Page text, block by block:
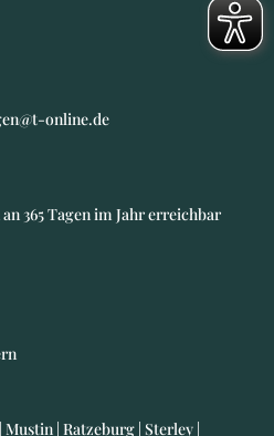
online.de
365 Tagen im Jahr erreichbar
| Mustin | Ratzeburg | Sterley |